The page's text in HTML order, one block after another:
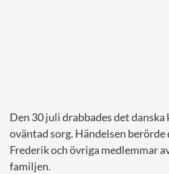
Den 30 juli drabbades det danska
oväntad sorg. Händelsen berörde
Frederik och övriga medlemmar
familjen.